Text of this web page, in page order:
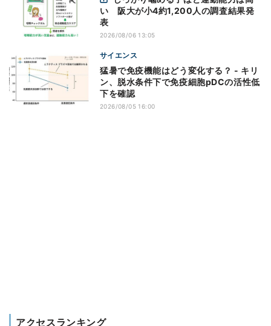
い 阪大が小4約1,200人の調査結果発
表
2026/08/06 13:05
サイエンス
猛暑で免疫機能はどう変化する？ - キリ
ン、脱水条件下で免疫細胞pDCの活性低
下を確認
2026/08/05 16:00
アクセスランキング